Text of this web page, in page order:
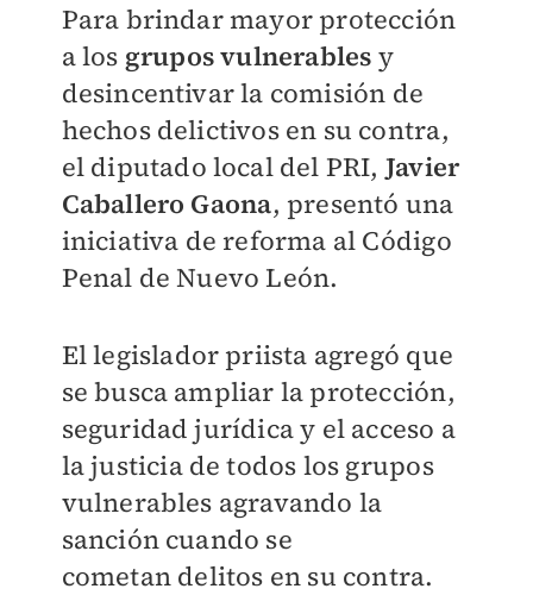
Para brindar mayor protección
a los grupos vulnerables y
desincentivar la comisión de
hechos delictivos en su contra,
el diputado local del PRI, Javier
Caballero Gaona, presentó una
iniciativa de reforma al Código
Penal de Nuevo León.
El legislador priista agregó que
se busca ampliar la protección,
seguridad jurídica y el acceso a
la justicia de todos los grupos
vulnerables agravando la
sanción cuando se
cometan delitos en su contra.